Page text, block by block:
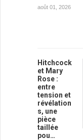
août 01, 2026
Hitchcock
et Mary
Rose :
entre
tension et
révélation
s, une
pièce
taillée
pou…